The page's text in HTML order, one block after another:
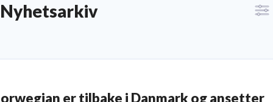
Nyhetsarkiv
er tilbake i Danmark og ansetter